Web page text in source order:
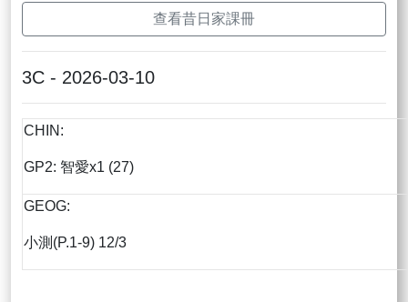
查看昔日家課冊
3C - 2026-03-10
CHIN:
GP2: 智愛x1 (27)
GEOG:
小測(P.1-9) 12/3